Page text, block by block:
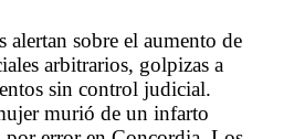
alertan sobre el aumento de
arbitrarios, golpizas a
sin control judicial.
murió de un infarto